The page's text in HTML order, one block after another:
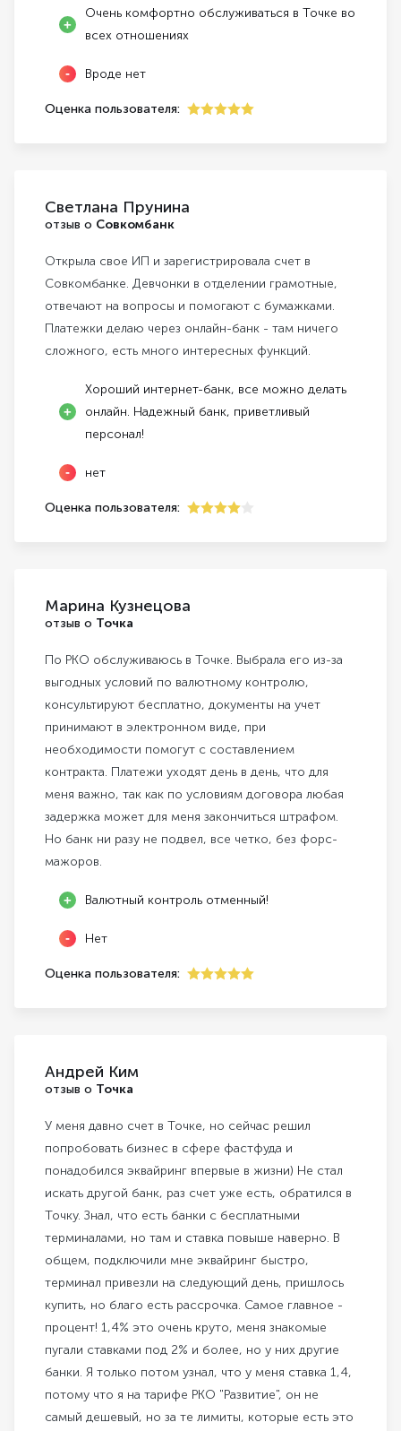
Очень комфортно обслуживаться в Точке во
всех отношениях
Вроде нет
Оценка пользователя:
Светлана Прунина
отзыв о Совкомбанк
Открыла свое ИП и зарегистрировала счет в
Совкомбанке. Девчонки в отделении грамотные,
отвечают на вопросы и помогают с бумажками.
Платежки делаю через онлайн-банк - там ничего
сложного, есть много интересных функций.
Хороший интернет-банк, все можно делать
онлайн. Надежный банк, приветливый
персонал!
нет
Оценка пользователя:
Марина Кузнецова
отзыв о Точка
По РКО обслуживаюсь в Точке. Выбрала его из-за
выгодных условий по валютному контролю,
консультируют бесплатно, документы на учет
принимают в электронном виде, при
необходимости помогут с составлением
контракта. Платежи уходят день в день, что для
меня важно, так как по условиям договора любая
задержка может для меня закончиться штрафом.
Но банк ни разу не подвел, все четко, без форс-
мажоров.
Валютный контроль отменный!
Нет
Оценка пользователя:
Андрей Ким
отзыв о Точка
У меня давно счет в Точке, но сейчас решил
попробовать бизнес в сфере фастфуда и
понадобился эквайринг впервые в жизни) Не стал
искать другой банк, раз счет уже есть, обратился в
Точку. Знал, что есть банки с бесплатными
терминалами, но там и ставка повыше наверно. В
общем, подключили мне эквайринг быстро,
терминал привезли на следующий день, пришлось
купить, но благо есть рассрочка. Самое главное -
процент! 1,4% это очень круто, меня знакомые
пугали ставками под 2% и более, но у них другие
банки. Я только потом узнал, что у меня ставка 1,4,
потому что я на тарифе РКО "Развитие", он не
самый дешевый, но за те лимиты, которые есть это